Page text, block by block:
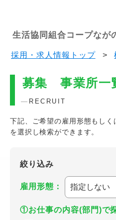
生活協同組合コープなが
採用・求人情報トップ >
募集 事業所一
RECRUIT
下記、ご希望の雇用形態もし
を選択し検索ができます。
絞り込み
雇用形態：
①お仕事の内容(部門)で